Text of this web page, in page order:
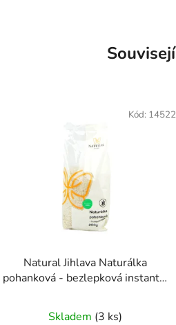
Natural Jihlava Naturálka
pohanková - bezlepková instantní
Skladem (3 ks)
Kód: 14522